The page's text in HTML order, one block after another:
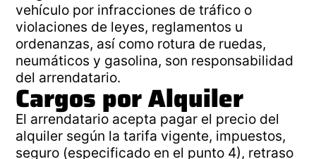
vehículo por infracciones de tráfico o
violaciones de leyes, reglamentos u
ordenanzas, así como rotura de ruedas,
neumáticos y gasolina, son responsabilidad
del arrendatario.
Cargos por Alquiler
El arrendatario acepta pagar el precio del
alquiler según la tarifa vigente, impuestos,
seguro (especificado en el punto 4), retraso